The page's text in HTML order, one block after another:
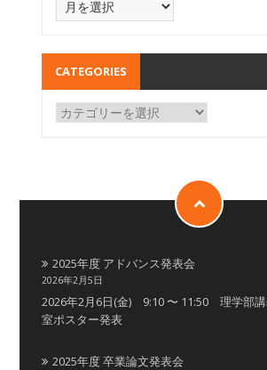
CATEGORIES
2025年度 アドバンス発表会
2026年2月5日
2026年2月6日(金) 9:10 〜 11:50 理学部講
室ポスター発表
2025年度 卒業論文発表会